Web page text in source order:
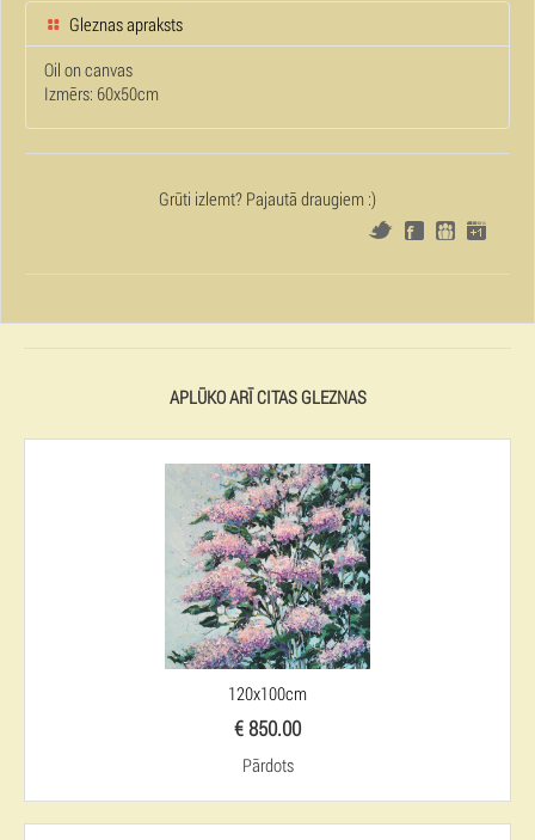
Gleznas apraksts
Oil on canvas
Izmērs: 60x50cm
Grūti izlemt? Pajautā draugiem :)
APLŪKO ARĪ CITAS GLEZNAS
120x100cm
€ 850.00
Pārdots